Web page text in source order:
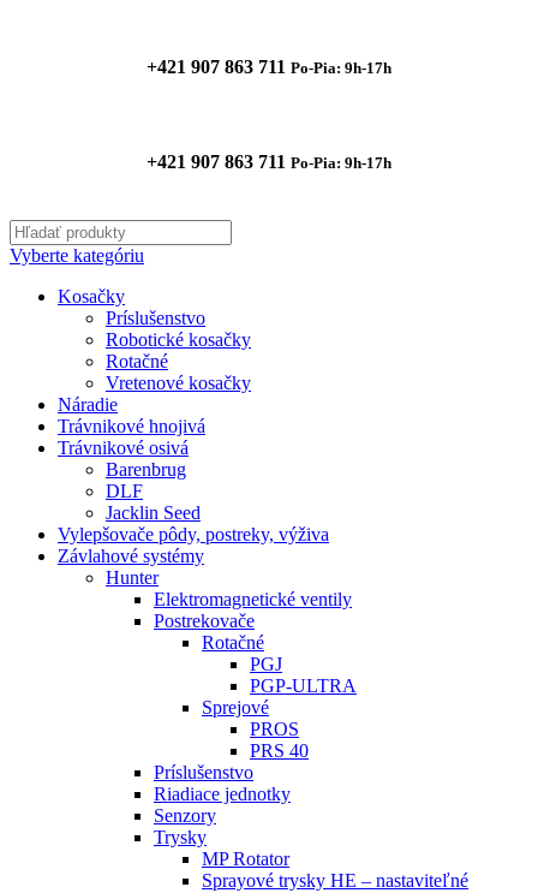
+421 907 863 711 Po-Pia: 9h-17h
+421 907 863 711 Po-Pia: 9h-17h
Vyberte kategóriu
Kosačky
Príslušenstvo
Robotické kosačky
Rotačné
Vretenové kosačky
Náradie
Trávnikové hnojivá
Trávnikové osivá
Barenbrug
DLF
Jacklin Seed
Vylepšovače pôdy, postreky, výživa
Závlahové systémy
Hunter
Elektromagnetické ventily
Postrekovače
Rotačné
PGJ
PGP-ULTRA
Sprejové
PROS
PRS 40
Príslušenstvo
Riadiace jednotky
Senzory
Trysky
MP Rotator
Sprayové trysky HE – nastaviteľné